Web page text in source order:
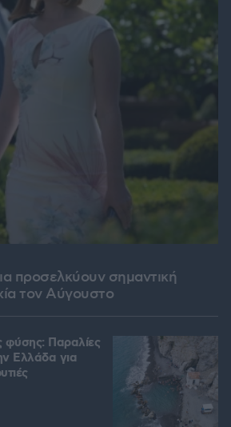
προσελκύουν σημαντική
τον Αύγουστο
φύσης: Παραλίες
Ελλάδα για